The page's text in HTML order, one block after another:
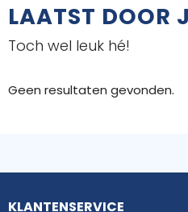
LAATST DOOR
Toch wel leuk hé!
Geen resultaten gevonden.
KLANTENSERVICE